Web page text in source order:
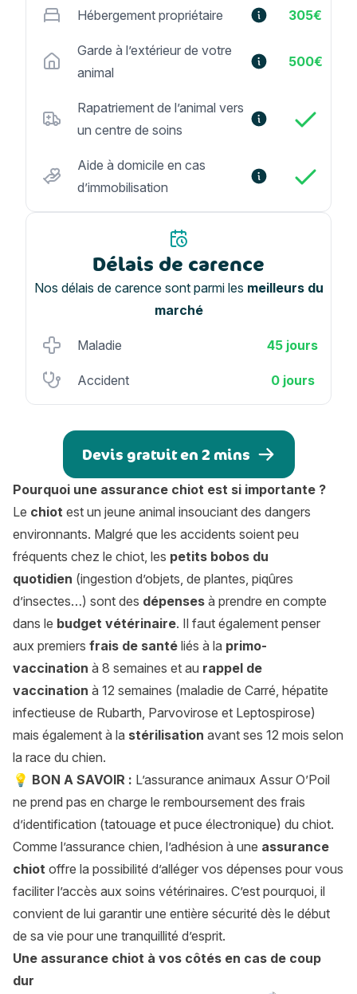
Hébergement propriétaire 305€
Garde à l’extérieur de votre
animal
500€
Rapatriement de l’animal vers
un centre de soins
Aide à domicile en cas
d’immobilisation
Délais de carence
Nos délais de carence sont parmi les meilleurs du
marché
Maladie 45 jours
Accident 0 jours
Devis gratuit en 2 mins
Pourquoi une assurance chiot est si importante ?
Le chiot est un jeune animal insouciant des dangers
environnants. Malgré que les accidents soient peu
fréquents chez le chiot, les petits bobos du
quotidien (ingestion d’objets, de plantes, piqûres
d’insectes…) sont des dépenses à prendre en compte
dans le budget vétérinaire. Il faut également penser
aux premiers frais de santé liés à la primo-
vaccination à 8 semaines et au rappel de
vaccination à 12 semaines (maladie de Carré, hépatite
infectieuse de Rubarth, Parvovirose et Leptospirose)
mais également à la stérilisation avant ses 12 mois selon
la race du chien.
💡 BON A SAVOIR : L’assurance animaux Assur O’Poil
ne prend pas en charge le remboursement des frais
d’identification (tatouage et puce électronique) du chiot.
Comme l’assurance chien, l’adhésion à une assurance
chiot offre la possibilité d’alléger vos dépenses pour vous
faciliter l’accès aux soins vétérinaires. C’est pourquoi, il
convient de lui garantir une entière sécurité dès le début
de sa vie pour une tranquillité d’esprit.
Une assurance chiot à vos côtés en cas de coup
dur